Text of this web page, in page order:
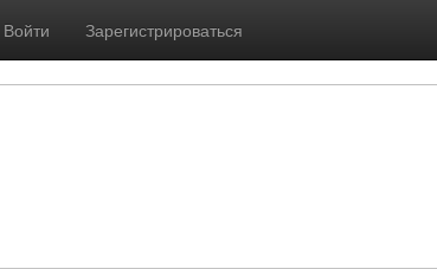
Войти Зарегистрироваться